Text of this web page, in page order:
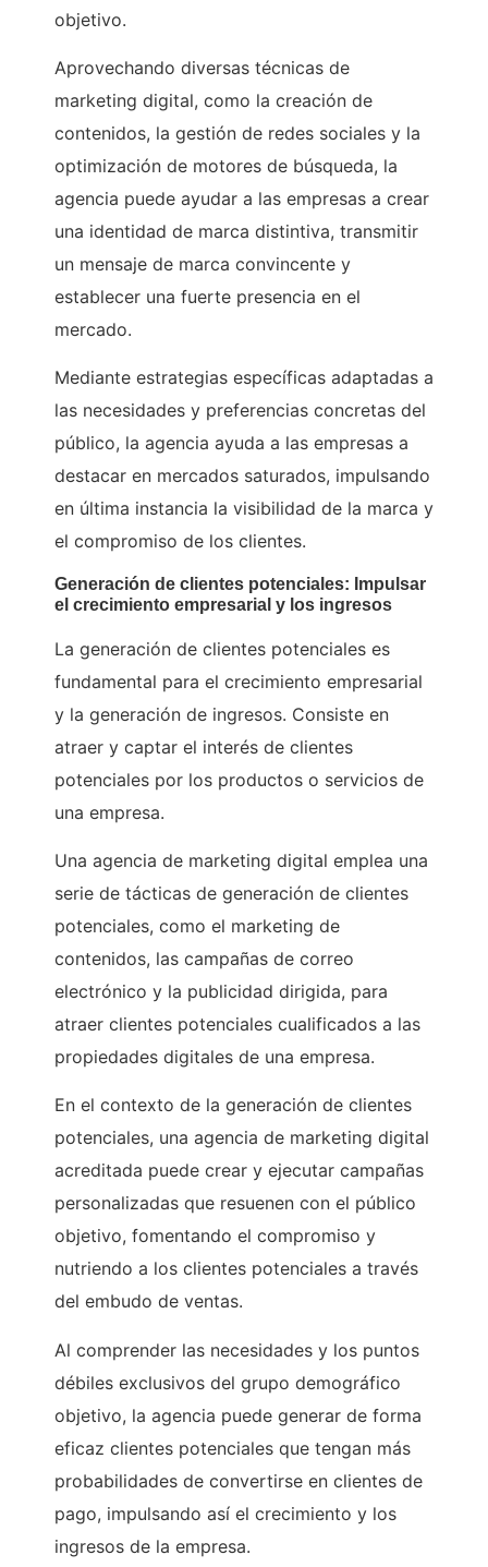
objetivo.
Aprovechando diversas técnicas de
marketing digital, como la creación de
contenidos, la gestión de redes sociales y la
optimización de motores de búsqueda, la
agencia puede ayudar a las empresas a crear
una identidad de marca distintiva, transmitir
un mensaje de marca convincente y
establecer una fuerte presencia en el
mercado.
Mediante estrategias específicas adaptadas a
las necesidades y preferencias concretas del
público, la agencia ayuda a las empresas a
destacar en mercados saturados, impulsando
en última instancia la visibilidad de la marca y
el compromiso de los clientes.
Generación de clientes potenciales: Impulsar
el crecimiento empresarial y los ingresos
La generación de clientes potenciales es
fundamental para el crecimiento empresarial
y la generación de ingresos. Consiste en
atraer y captar el interés de clientes
potenciales por los productos o servicios de
una empresa.
Una agencia de marketing digital emplea una
serie de tácticas de generación de clientes
potenciales, como el marketing de
contenidos, las campañas de correo
electrónico y la publicidad dirigida, para
atraer clientes potenciales cualificados a las
propiedades digitales de una empresa.
En el contexto de la generación de clientes
potenciales, una agencia de marketing digital
acreditada puede crear y ejecutar campañas
personalizadas que resuenen con el público
objetivo, fomentando el compromiso y
nutriendo a los clientes potenciales a través
del embudo de ventas.
Al comprender las necesidades y los puntos
débiles exclusivos del grupo demográfico
objetivo, la agencia puede generar de forma
eficaz clientes potenciales que tengan más
probabilidades de convertirse en clientes de
pago, impulsando así el crecimiento y los
ingresos de la empresa.